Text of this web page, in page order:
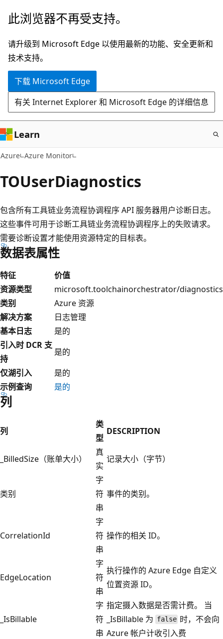
跳
主
要
内
此浏览器不再受支持。
请升级到 Microsoft Edge 以使用最新的功能、安全更新和
技术支持。
下载 Microsoft Edge
有关 Internet Explorer 和 Microsoft Edge 的详细信息
Learn
Azure Azure Monitor
TOUserDiagnostics
包含所有工具链业务流程协调程序 API 服务器用户诊断日志。
这些事件可用于诊断工具链业务流程协调程序上的失败请求。
需要诊断设置才能使用资源特定的目标表。
数据表属性
特征
价值
资源类型
microsoft.toolchainorchestrator/diagnostics
类别
Azure 资源
解决方案
日志管理
基本日志
是的
引入时 DCR 支
持
是的
仅湖引入
是的
示例查询
是的
列
列
类
型
DESCRIPTION
_BilledSize（账单大小）
真
实
记录大小（字节）
类别
字
符
串
事件的类别。
CorrelationId
字
符
串
操作的相关 ID。
EdgeLocation
字
符
串
执行操作的 Azure Edge 自定义
位置资源 ID。
_IsBillable
字
符
串
指定摄入数据是否需计费。 当
_IsBillable 为 false 时，不会向
Azure 帐户计收引入费